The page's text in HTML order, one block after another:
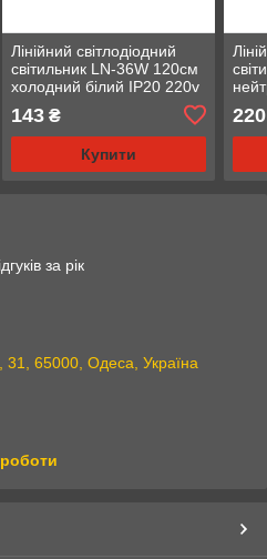
Лінійний світлодіодний
світильник LN-36W 120см
холодний білий IP20 220v
143₴
Купити
220
за рік
31, 65000, Одеса, Україна